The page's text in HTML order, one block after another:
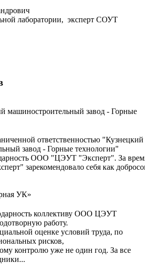
лаборатории, эксперт СОУТ
машиностроительный завод - Горные
ответственностью "Кузнецкий
завод - Горные технологии"
ООО "ЦЭУТ "Эксперт". За
зарекомендовало себя как
УК»
коллективу ООО ЦЭУТ
работу.
оценке условий труда, по
рисков,
контролю уже не один год. За все